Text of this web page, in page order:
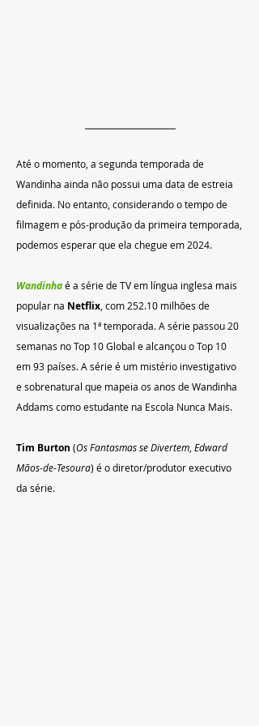
Até o momento, a segunda temporada de
Wandinha ainda não possui uma data de estreia
definida. No entanto, considerando o tempo de
filmagem e pós-produção da primeira temporada,
podemos esperar que ela chegue em 2024.
Wandinhaé a série de TV em língua inglesa mais
popular na Netflix, com 252.10 milhões de
visualizações na 1ª temporada. A série passou 20
semanas no Top 10 Global e alcançou o Top 10
em 93 países. A série é um mistério investigativo
e sobrenatural que mapeia os anos de Wandinha
Addams como estudante na Escola Nunca Mais.
Tim Burton (Os Fantasmas se Divertem, Edward
Mãos-de-Tesoura) é o diretor/produtor executivo
da série.